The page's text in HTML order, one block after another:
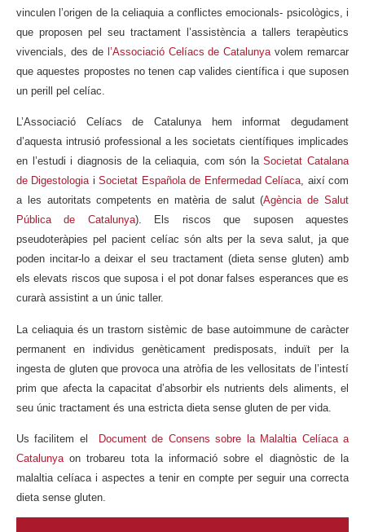
vinculen l’origen de la celiaquia a conflictes emocionals- psicològics, i
que proposen pel seu tractament l’assistència a tallers terapèutics
vivencials, des de l’Associació Celíacs de Catalunya volem remarcar
que aquestes propostes no tenen cap valides científica i que suposen
un perill pel celíac.
L’Associació Celíacs de Catalunya hem informat degudament
d’aquesta intrusió professional a les societats científiques implicades
en l’estudi i diagnosis de la celiaquia, com són laSocietat Catalana
de DigestologiaiSocietat Española de Enfermedad Celíaca, així com
a les autoritats competents en matèria de salut (Agència de Salut
Pública de Catalunya). Els riscos que suposen aquestes
pseudoteràpies pel pacient celíac són alts per la seva salut, ja que
poden incitar-lo a deixar el seu tractament (dieta sense gluten) amb
els elevats riscos que suposa i el pot donar falses esperances que es
curarà assistint a un únic taller.
La celiaquia és un trastorn sistèmic de base autoimmune de caràcter
permanent en individus genèticament predisposats, induït per la
ingesta de gluten que provoca una atròfia de les vellositats de l’intestí
prim que afecta la capacitat d’absorbir els nutrients dels aliments, el
seu únic tractament és una estricta dieta sense gluten de per vida.
Us facilitem el
Document de Consens sobre la Malaltia Celíaca a
Catalunyaon trobareu tota la informació sobre el diagnòstic de la
malaltia celíaca i aspectes a tenir en compte per seguir una correcta
dieta sense gluten.